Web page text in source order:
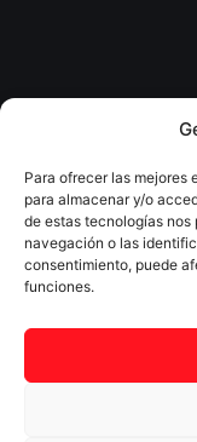
Para ofrecer las mejores
para almacenar y/o
de estas tecnologías
navegación o las
consentimiento, puede
funciones.
Aviso Legal